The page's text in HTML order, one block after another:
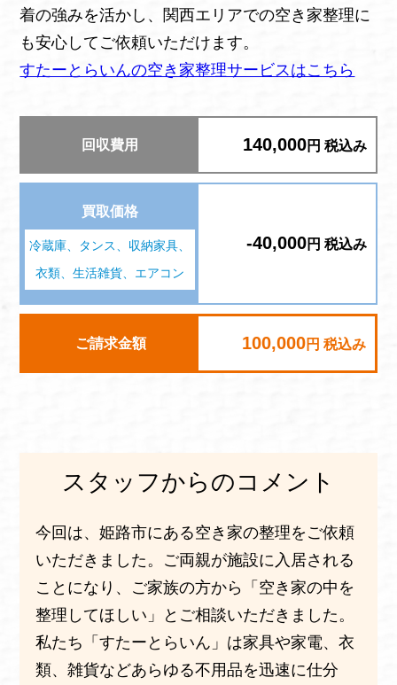
着の強みを活かし、関西エリアでの空き家整理に
も安心してご依頼いただけます。
すたーとらいんの空き家整理サービスはこちら
回収費用 140,000円 税込み
買取価格
冷蔵庫、タンス、収納家具、
衣類、生活雑貨、エアコン
-40,000円 税込み
ご請求金額 100,000円 税込み
スタッフからのコメント
今回は、姫路市にある空き家の整理をご依頼
いただきました。ご両親が施設に入居される
ことになり、ご家族の方から「空き家の中を
整理してほしい」とご相談いただきました。
私たち「すたーとらいん」は家具や家電、衣
類、雑貨などあらゆる不用品を迅速に仕分